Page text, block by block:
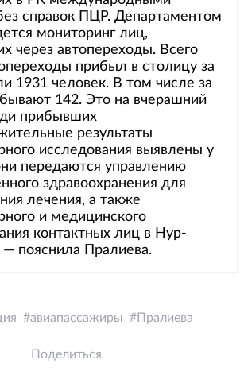
справок ПЦР. Департаментом
мониторинг лиц,
через автопереходы. Всего
прибыл в столицу за
1931 человек. В том числе за
142. Это на вчерашний
прибывших
результаты
исследования выявлены у
передаются управлению
здравоохранения для
лечения, а также
и медицинского
контактных лиц в Нур-
— пояснила Пралиева.
авиапассажиры Пралиева
Поделиться